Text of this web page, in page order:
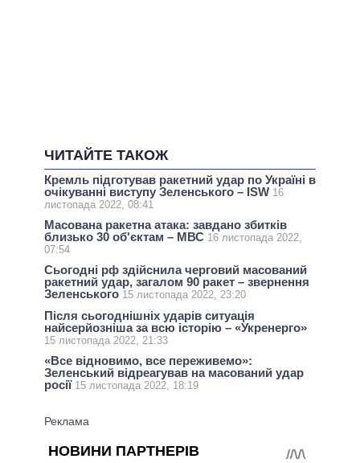
ЧИТАЙТЕ ТАКОЖ
Кремль підготував ракетний удар по Україні в
очікуванні виступу Зеленського – ISW 16
листопада 2022, 08:41
Масована ракетна атака: завдано збитків
близько 30 об'єктам – МВС 16 листопада 2022,
07:54
Сьогодні рф здійснила черговий масований
ракетний удар, загалом 90 ракет – звернення
Зеленського 15 листопада 2022, 23:20
Після сьогоднішніх ударів ситуація
найсерйозніша за всю історію – «Укренерго»
15 листопада 2022, 21:33
«Все відновимо, все переживемо»:
Зеленський відреагував на масований удар
росії 15 листопада 2022, 18:19